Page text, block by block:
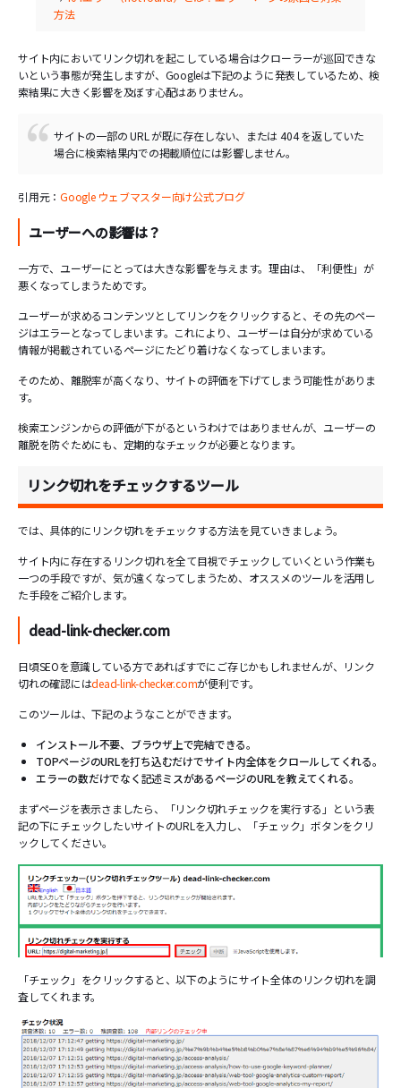
方法
サイト内においてリンク切れを起こしている場合はクローラーが巡回できな
いという事態が発生しますが、Googleは下記のように発表しているため、検
索結果に大きく影響を及ぼす心配はありません。
サイトの一部の URL が既に存在しない、または 404 を返していた
場合に検索結果内での掲載順位には影響しません。
引用元：Google ウェブマスター向け公式ブログ
ユーザーへの影響は？
一方で、ユーザーにとっては大きな影響を与えます。理由は、「利便性」が
悪くなってしまうためです。
ユーザーが求めるコンテンツとしてリンクをクリックすると、その先のペー
ジはエラーとなってしまいます。これにより、ユーザーは自分が求めている
情報が掲載されているページにたどり着けなくなってしまいます。
そのため、離脱率が高くなり、サイトの評価を下げてしまう可能性がありま
す。
検索エンジンからの評価が下がるというわけではありませんが、ユーザーの
離脱を防ぐためにも、定期的なチェックが必要となります。
リンク切れをチェックするツール
では、具体的にリンク切れをチェックする方法を見ていきましょう。
サイト内に存在するリンク切れを全て目視でチェックしていくという作業も
一つの手段ですが、気が遠くなってしまうため、オススメのツールを活用し
た手段をご紹介します。
dead-link-checker.com
日頃SEOを意識している方であればすでにご存じかもしれませんが、リンク
切れの確認にはdead-link-checker.comが便利です。
このツールは、下記のようなことができます。
インストール不要、ブラウザ上で完結できる。
TOPページのURLを打ち込むだけでサイト内全体をクロールしてくれる。
エラーの数だけでなく記述ミスがあるページのURLを教えてくれる。
まずページを表示さましたら、「リンク切れチェックを実行する」という表
記の下にチェックしたいサイトのURLを入力し、「チェック」ボタンをクリ
ックしてください。
「チェック」をクリックすると、以下のようにサイト全体のリンク切れを調
査してくれます。